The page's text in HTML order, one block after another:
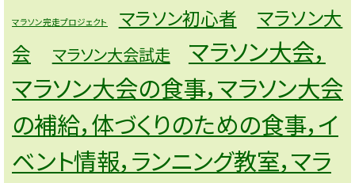
マラソン完走プロジェクト マラソン初心者
マラソン大
会
マラソン大会試走
マラソン大会，
マラソン大会の食事，マラソン大会
の補給，体づくりのための食事，イ
ベント情報，ランニング教室，マラ